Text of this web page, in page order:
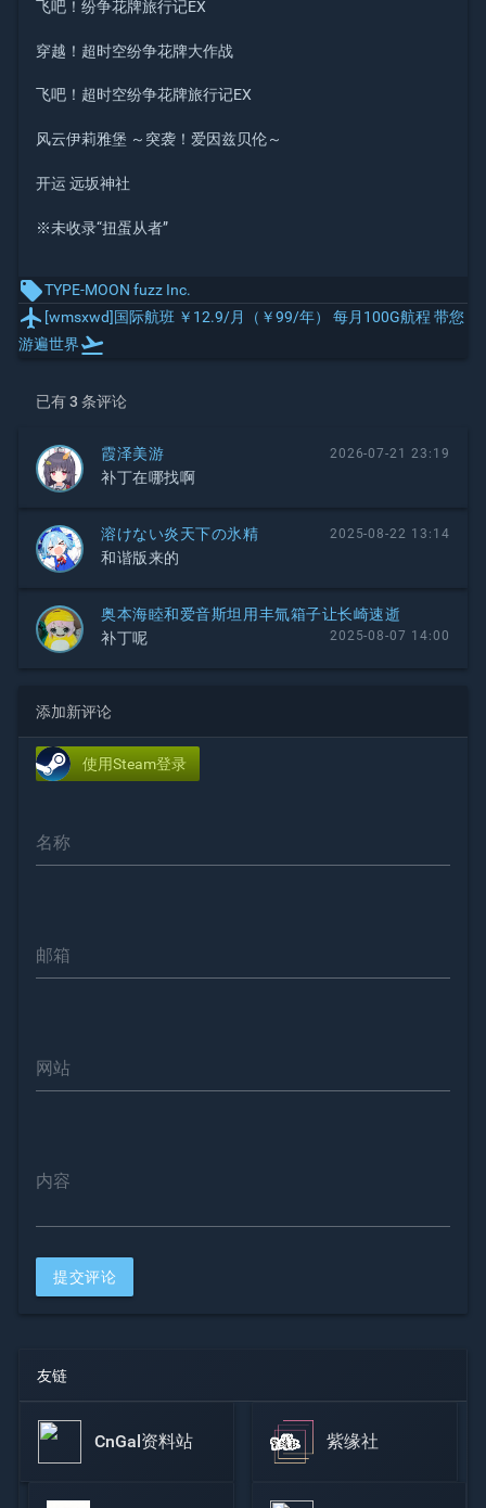
飞吧！纷争花牌旅行记EX
穿越！超时空纷争花牌大作战
飞吧！超时空纷争花牌旅行记EX
风云伊莉雅堡 ～突袭！爱因兹贝伦～
开运 远坂神社
※未收录“扭蛋从者”
local_offerTYPE-MOON fuzz Inc.
local_airport [wmsxwd]国际航班 ￥12.9/月（￥99/年） 每月100G航程 带您
游遍世界flight_takeoff
已有 3 条评论
霞泽美游 2026-07-21 23:19
补丁在哪找啊
溶けない炎天下の氷精 2025-08-22 13:14
和谐版来的
奥本海睦和爱音斯坦用丰氚箱子让长崎速逝
2025-08-07 14:00
补丁呢
添加新评论
使用Steam登录
名称
邮箱
网站
内容
提交评论
友链
CnGal资料站 紫缘社